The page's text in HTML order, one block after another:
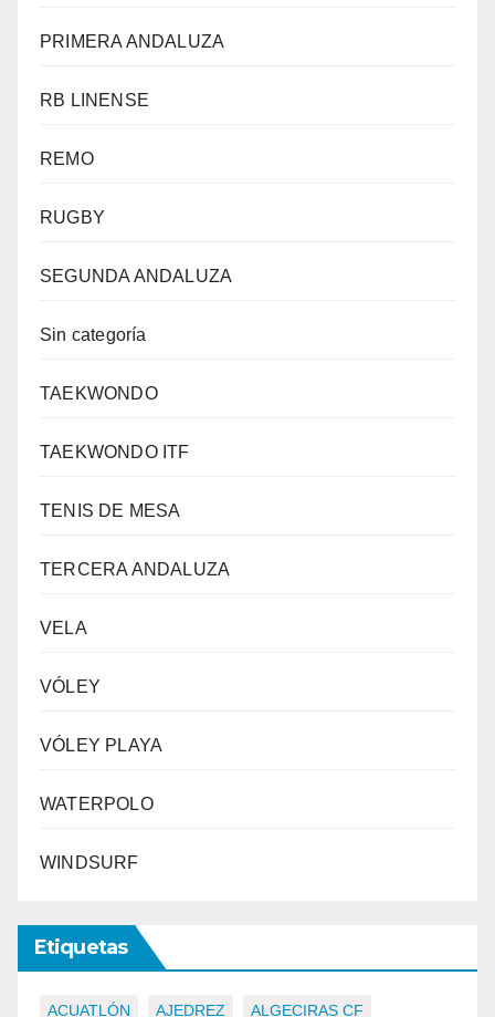
PRIMERA ANDALUZA
RB LINENSE
REMO
RUGBY
SEGUNDA ANDALUZA
Sin categoría
TAEKWONDO
TAEKWONDO ITF
TENIS DE MESA
TERCERA ANDALUZA
VELA
VÓLEY
VÓLEY PLAYA
WATERPOLO
WINDSURF
Etiquetas
ACUATLÓN AJEDREZ ALGECIRAS CF